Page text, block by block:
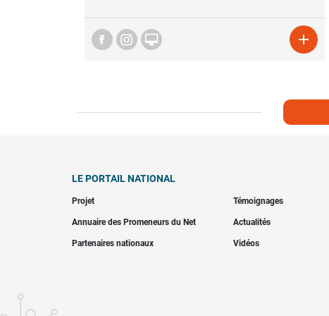
 
LE PORTAIL NATIONAL
Projet Témoignages
Annuaire des Promeneurs du Net Actualités
Partenaires nationaux Vidéos